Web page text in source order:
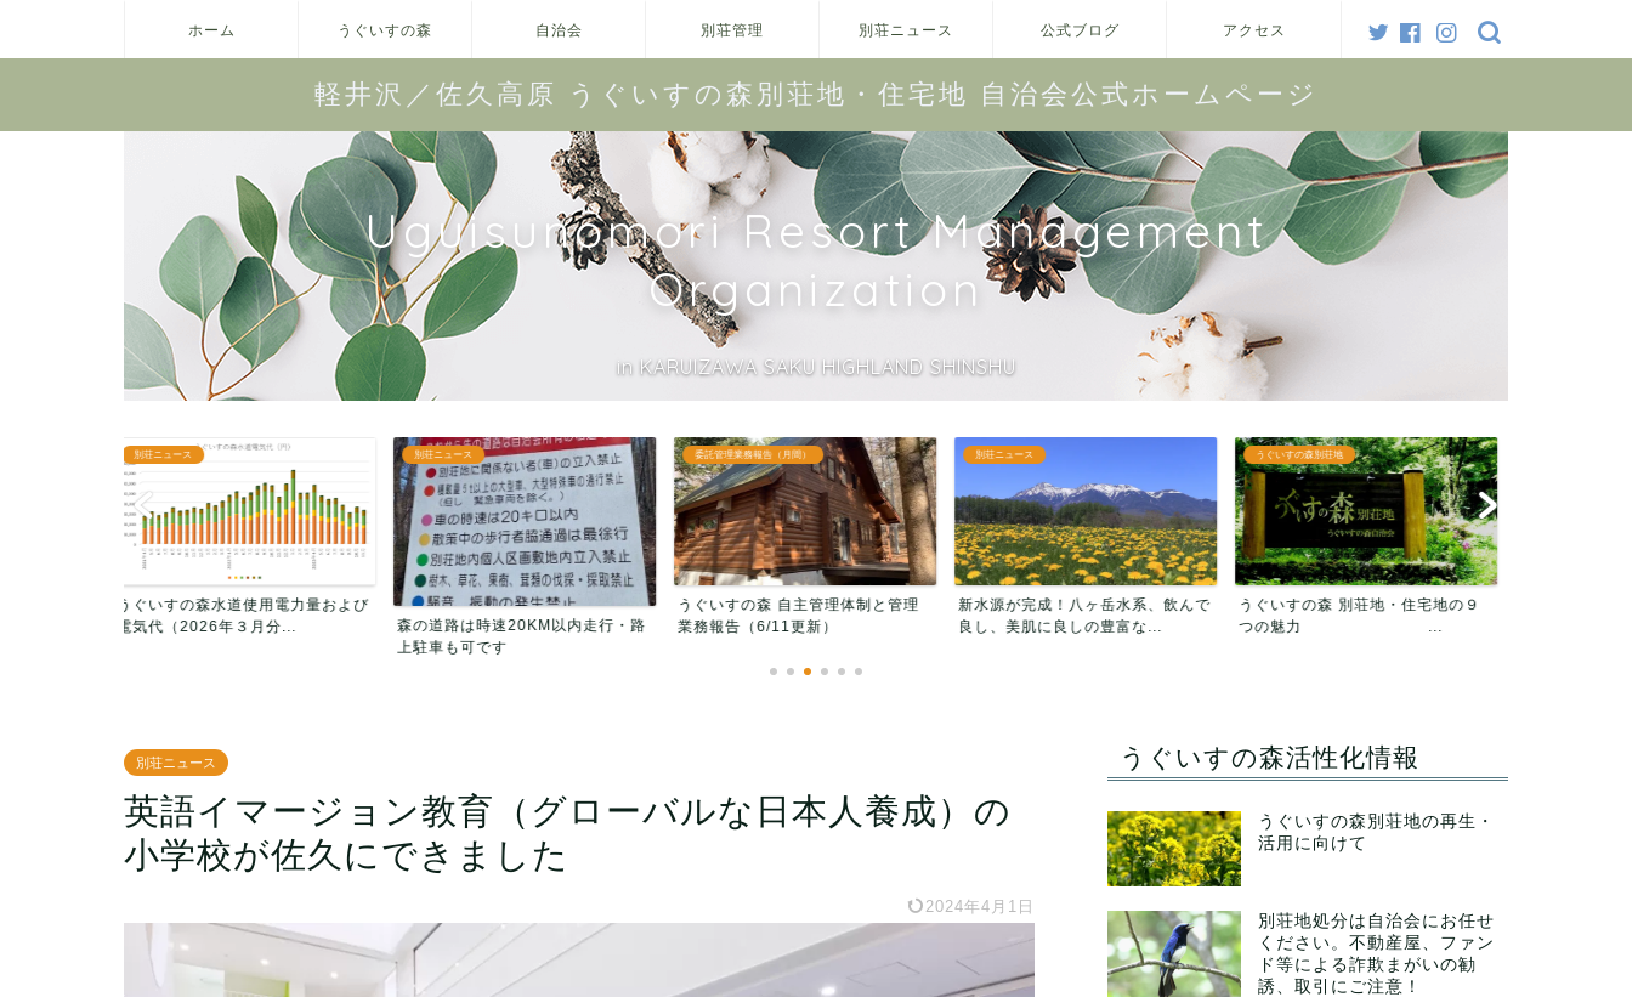
ホーム うぐいすの森 自治会 別荘管理 別荘ニュース 公式ブログ アクセス
軽井沢／佐久高原 うぐいすの森別荘地・住宅地 自治会公式ホームページ
Uguisunomori Resort Management
Organization
in KARUIZAWA SAKU HIGHLAND SHINSHU
別荘ニュース
森の道路は時速20KM以内走行・路
委託管理業務報告（月間）
うぐいすの森 自主管理体制と管理
業務報告（6/11更新）
別荘ニュース
新水源が完成！八ヶ岳水系、飲んで
良し、美肌に良しの豊富な...
うぐいすの森別荘地
うぐいすの森 別荘地・住宅地の９
つの魅力 ...
理事会
総会議事録「総会のご報告」郵送し
ました(7/27更新）
別荘ニュース
英語イマージョン教育（グローバルな日本人養成）の
小学校が佐久にできました
2024年4月1日
うぐいすの森活性化情報
うぐいすの森別荘地の再生・
活用に向けて
別荘地処分は自治会にお任せ
ください。不動産屋、ファン
ド等による詐欺まがいの勧
誘、取引にご注意！